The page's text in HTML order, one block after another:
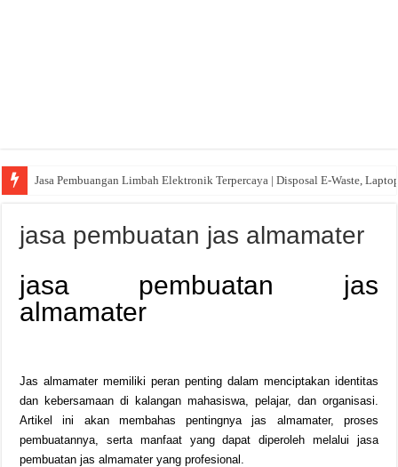
Jasa Pembuangan Limbah Elektronik Terpercaya | Disposal E-Waste,
jasa pembuatan jas almamater
jasa pembuatan jas
almamater
Jas almamater memiliki peran penting dalam menciptakan identitas
dan kebersamaan di kalangan mahasiswa, pelajar, dan organisasi.
Artikel ini akan membahas pentingnya jas almamater, proses
pembuatannya, serta manfaat yang dapat diperoleh melalui jasa
pembuatan jas almamater yang profesional.